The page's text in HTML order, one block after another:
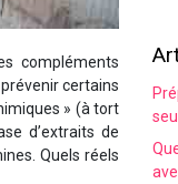
compléments
certains
» (à tort
d’extraits de
Quels réels